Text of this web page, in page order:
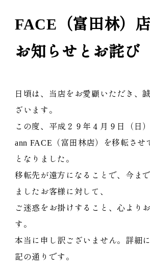
FACE（富田林）
お知らせとお詫び
日頃は、当店をお愛顧いただき、
ざいます。
この度、平成２９年４月９日（日
ann FACE（富田林店）を移転させ
となりました。
移転先が遠方になることで、今ま
ましたお客様に対して、
ご迷惑をお掛けすること、心より
す。
本当に申し訳ございません。詳細
記の通りです。